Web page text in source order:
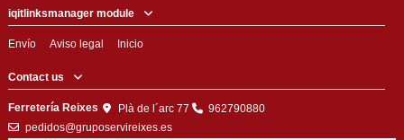
iqitlinksmanager module
Envío Aviso legal Inicio
Contact us
Ferretería Reixes Plà de l´arc 77
962790880
pedidos@gruposervireixes.es